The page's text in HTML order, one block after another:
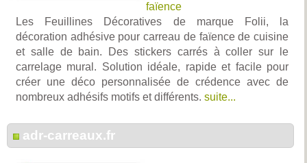
faïence
Les Feuillines Décoratives de marque Folii, la
décoration adhésive pour carreau de faïence de cuisine
et salle de bain. Des stickers carrés à coller sur le
carrelage mural. Solution idéale, rapide et facile pour
créer une déco personnalisée de crédence avec de
nombreux adhésifs motifs et différents. suite...
adr-carreaux.fr